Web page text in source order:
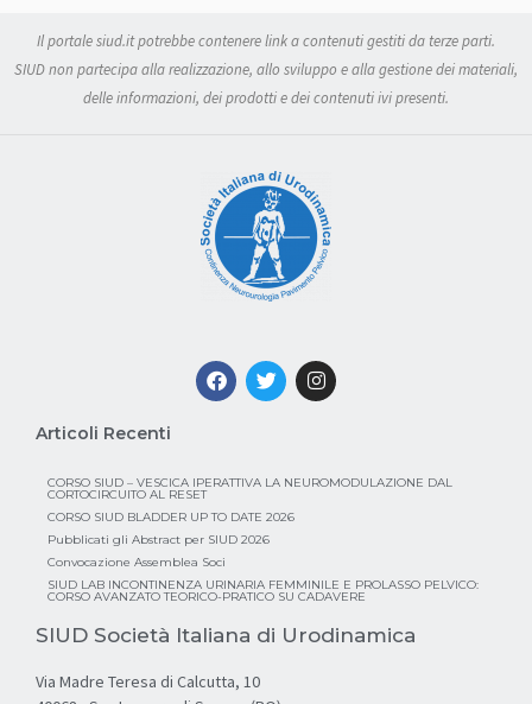
Il portale siud.it potrebbe contenere link a contenuti gestiti da terze parti.
SIUD non partecipa alla realizzazione, allo sviluppo e alla gestione dei materiali,
delle informazioni, dei prodotti e dei contenuti ivi presenti.
Articoli Recenti
CORSO SIUD – VESCICA IPERATTIVA LA NEUROMODULAZIONE DAL
CORTOCIRCUITO AL RESET
CORSO SIUD BLADDER UP TO DATE 2026
Pubblicati gli Abstract per SIUD 2026
Convocazione Assemblea Soci
SIUD LAB INCONTINENZA URINARIA FEMMINILE E PROLASSO PELVICO:
CORSO AVANZATO TEORICO-PRATICO SU CADAVERE
SIUD Società Italiana di Urodinamica
Via Madre Teresa di Calcutta, 10